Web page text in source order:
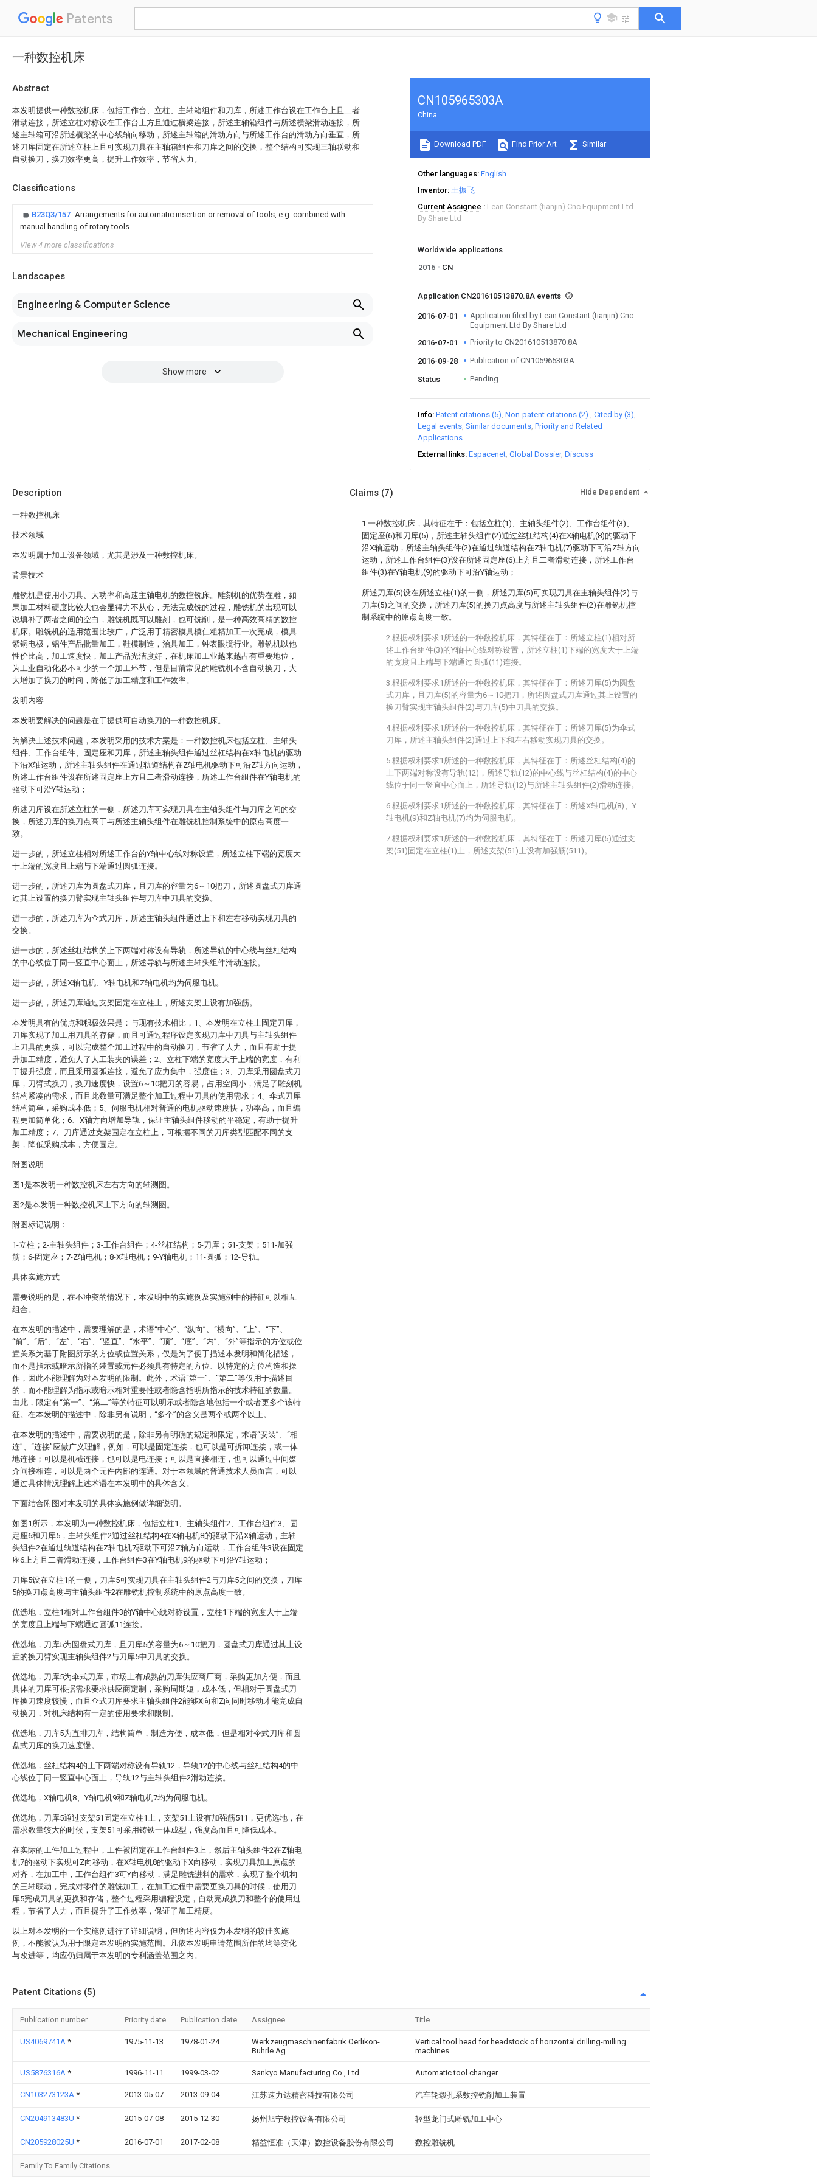
Patents
一种数控机床
Abstract
本发明提供一种数控机床，包括工作台、立柱、主轴箱组件和刀库，所述工作台设在工作台上且二者
滑动连接，所述立柱对称设在工作台上方且通过横梁连接，所述主轴箱组件与所述横梁滑动连接，所
述主轴箱可沿所述横梁的中心线轴向移动，所述主轴箱的滑动方向与所述工作台的滑动方向垂直，所
述刀库固定在所述立柱上且可实现刀具在主轴箱组件和刀库之间的交换，整个结构可实现三轴联动和
自动换刀，换刀效率更高，提升工作效率，节省人力。
Classifications
B23Q3/157 Arrangements for automatic insertion or removal of tools, e.g. combined with
manual handling of rotary tools
View 4 more classifications
Landscapes
Engineering & Computer Science
Mechanical Engineering
Show more
CN105965303A
China
Download PDF Find Prior Art Similar
Other languages English
Inventor 王振飞
Current Assignee
Lean Constant (tianjin) Cnc Equipment Ltd
By Share Ltd
Worldwide applications
2016
CN
Application CN201610513870.8A events
2016-07-01
Application filed by Lean Constant (tianjin) Cnc
Equipment Ltd By Share Ltd
2016-07-01
Priority to CN201610513870.8A
2016-09-28 Publication of CN105965303A
Status Pending
Info Patent citations (5) Non-patent citations (2)
Cited by (3)
Legal events Similar documents Priority and Related
Applications
External links Espacenet Global Dossier Discuss
Description
一种数控机床
技术领域
本发明属于加工设备领域，尤其是涉及一种数控机床。
背景技术
雕铣机是使用小刀具、大功率和高速主轴电机的数控铣床。雕刻机的优势在雕，如
果加工材料硬度比较大也会显得力不从心，无法完成铣的过程，雕铣机的出现可以
说填补了两者之间的空白，雕铣机既可以雕刻，也可铣削，是一种高效高精的数控
机床。雕铣机的适用范围比较广，广泛用于精密模具模仁粗精加工一次完成，模具
紫铜电极，铝件产品批量加工，鞋模制造，治具加工，钟表眼境行业。雕铣机以他
性价比高，加工速度快，加工产品光洁度好，在机床加工业越来越占有重要地位，
为工业自动化必不可少的一个加工环节，但是目前常见的雕铣机不含自动换刀，大
大增加了换刀的时间，降低了加工精度和工作效率。
发明内容
本发明要解决的问题是在于提供可自动换刀的一种数控机床。
为解决上述技术问题，本发明采用的技术方案是：一种数控机床包括立柱、主轴头
组件、工作台组件、固定座和刀库，所述主轴头组件通过丝杠结构在X轴电机的驱动
下沿X轴运动，所述主轴头组件在通过轨道结构在Z轴电机驱动下可沿Z轴方向运动，
所述工作台组件设在所述固定座上方且二者滑动连接，所述工作台组件在Y轴电机的
驱动下可沿Y轴运动；
所述刀库设在所述立柱的一侧，所述刀库可实现刀具在主轴头组件与刀库之间的交
换，所述刀库的换刀点高于与所述主轴头组件在雕铣机控制系统中的原点高度一
致。
进一步的，所述立柱相对所述工作台的Y轴中心线对称设置，所述立柱下端的宽度大
于上端的宽度且上端与下端通过圆弧连接。
进一步的，所述刀库为圆盘式刀库，且刀库的容量为6～10把刀，所述圆盘式刀库通
过其上设置的换刀臂实现主轴头组件与刀库中刀具的交换。
进一步的，所述刀库为伞式刀库，所述主轴头组件通过上下和左右移动实现刀具的
交换。
进一步的，所述丝杠结构的上下两端对称设有导轨，所述导轨的中心线与丝杠结构
的中心线位于同一竖直中心面上，所述导轨与所述主轴头组件滑动连接。
进一步的，所述X轴电机、Y轴电机和Z轴电机均为伺服电机。
进一步的，所述刀库通过支架固定在立柱上，所述支架上设有加强筋。
本发明具有的优点和积极效果是：与现有技术相比，1、本发明在立柱上固定刀库，
刀库实现了加工用刀具的存储，而且可通过程序设定实现刀库中刀具与主轴头组件
上刀具的更换，可以完成整个加工过程中的自动换刀，节省了人力，而且有助于提
升加工精度，避免人了人工装夹的误差；2、立柱下端的宽度大于上端的宽度，有利
于提升强度，而且采用圆弧连接，避免了应力集中，强度佳；3、刀库采用圆盘式刀
库，刀臂式换刀，换刀速度快，设置6～10把刀的容易，占用空间小，满足了雕刻机
结构紧凑的需求，而且此数量可满足整个加工过程中刀具的使用需求；4、伞式刀库
结构简单，采购成本低；5、伺服电机相对普通的电机驱动速度快，功率高，而且编
程更加简单化；6、X轴方向增加导轨，保证主轴头组件移动的平稳定，有助于提升
加工精度；7、刀库通过支架固定在立柱上，可根据不同的刀库类型匹配不同的支
架，降低采购成本，方便固定。
附图说明
图1是本发明一种数控机床左右方向的轴测图。
图2是本发明一种数控机床上下方向的轴测图。
附图标记说明：
1-立柱；2-主轴头组件；3-工作台组件；4-丝杠结构；5-刀库；51-支架；511-加强
筋；6-固定座；7-Z轴电机；8-X轴电机；9-Y轴电机；11-圆弧；12-导轨。
具体实施方式
需要说明的是，在不冲突的情况下，本发明中的实施例及实施例中的特征可以相互
组合。
在本发明的描述中，需要理解的是，术语“中心”、“纵向”、“横向”、“上”、“下”、
“前”、“后”、“左”、“右”、“竖直”、“水平”、“顶”、“底”、“内”、“外”等指示的方位或位
置关系为基于附图所示的方位或位置关系，仅是为了便于描述本发明和简化描述，
而不是指示或暗示所指的装置或元件必须具有特定的方位、以特定的方位构造和操
作，因此不能理解为对本发明的限制。此外，术语“第一”、“第二”等仅用于描述目
的，而不能理解为指示或暗示相对重要性或者隐含指明所指示的技术特征的数量。
由此，限定有“第一”、“第二”等的特征可以明示或者隐含地包括一个或者更多个该特
征。在本发明的描述中，除非另有说明，“多个”的含义是两个或两个以上。
在本发明的描述中，需要说明的是，除非另有明确的规定和限定，术语“安装”、“相
连”、“连接”应做广义理解，例如，可以是固定连接，也可以是可拆卸连接，或一体
地连接；可以是机械连接，也可以是电连接；可以是直接相连，也可以通过中间媒
介间接相连，可以是两个元件内部的连通。对于本领域的普通技术人员而言，可以
通过具体情况理解上述术语在本发明中的具体含义。
下面结合附图对本发明的具体实施例做详细说明。
如图1所示，本发明为一种数控机床，包括立柱1、主轴头组件2、工作台组件3、固
定座6和刀库5，主轴头组件2通过丝杠结构4在X轴电机8的驱动下沿X轴运动，主轴
头组件2在通过轨道结构在Z轴电机7驱动下可沿Z轴方向运动，工作台组件3设在固定
座6上方且二者滑动连接，工作台组件3在Y轴电机9的驱动下可沿Y轴运动；
刀库5设在立柱1的一侧，刀库5可实现刀具在主轴头组件2与刀库5之间的交换，刀库
5的换刀点高度与主轴头组件2在雕铣机控制系统中的原点高度一致。
优选地，立柱1相对工作台组件3的Y轴中心线对称设置，立柱1下端的宽度大于上端
的宽度且上端与下端通过圆弧11连接。
优选地，刀库5为圆盘式刀库，且刀库5的容量为6～10把刀，圆盘式刀库通过其上设
置的换刀臂实现主轴头组件2与刀库5中刀具的交换。
优选地，刀库5为伞式刀库，市场上有成熟的刀库供应商厂商，采购更加方便，而且
具体的刀库可根据需求要求供应商定制，采购周期短，成本低，但相对于圆盘式刀
库换刀速度较慢，而且伞式刀库要求主轴头组件2能够X向和Z向同时移动才能完成自
动换刀，对机床结构有一定的使用要求和限制。
优选地，刀库5为直排刀库，结构简单，制造方便，成本低，但是相对伞式刀库和圆
盘式刀库的换刀速度慢。
优选地，丝杠结构4的上下两端对称设有导轨12，导轨12的中心线与丝杠结构4的中
心线位于同一竖直中心面上，导轨12与主轴头组件2滑动连接。
优选地，X轴电机8、Y轴电机9和Z轴电机7均为伺服电机。
优选地，刀库5通过支架51固定在立柱1上，支架51上设有加强筋511，更优选地，在
需求数量较大的时候，支架51可采用铸铁一体成型，强度高而且可降低成本。
在实际的工件加工过程中，工件被固定在工作台组件3上，然后主轴头组件2在Z轴电
机7的驱动下实现可Z向移动，在X轴电机8的驱动下X向移动，实现刀具加工原点的
对齐，在加工中，工作台组件3可Y向移动，满足雕铣进料的需求，实现了整个机构
的三轴联动，完成对零件的雕铣加工，在加工过程中需要更换刀具的时候，使用刀
库5完成刀具的更换和存储，整个过程采用编程设定，自动完成换刀和整个的使用过
程，节省了人力，而且提升了工作效率，保证了加工精度。
以上对本发明的一个实施例进行了详细说明，但所述内容仅为本发明的较佳实施
例，不能被认为用于限定本发明的实施范围。凡依本发明申请范围所作的均等变化
与改进等，均应仍归属于本发明的专利涵盖范围之内。
Claims (7) Hide Dependent
1.一种数控机床，其特征在于：包括立柱(1)、主轴头组件(2)、工作台组件(3)、
固定座(6)和刀库(5)，所述主轴头组件(2)通过丝杠结构(4)在X轴电机(8)的驱动下
沿X轴运动，所述主轴头组件(2)在通过轨道结构在Z轴电机(7)驱动下可沿Z轴方向
运动，所述工作台组件(3)设在所述固定座(6)上方且二者滑动连接，所述工作台
组件(3)在Y轴电机(9)的驱动下可沿Y轴运动；
所述刀库(5)设在所述立柱(1)的一侧，所述刀库(5)可实现刀具在主轴头组件(2)与
刀库(5)之间的交换，所述刀库(5)的换刀点高度与所述主轴头组件(2)在雕铣机控
制系统中的原点高度一致。
2.根据权利要求1所述的一种数控机床，其特征在于：所述立柱(1)相对所
述工作台组件(3)的Y轴中心线对称设置，所述立柱(1)下端的宽度大于上端
的宽度且上端与下端通过圆弧(11)连接。
3.根据权利要求1所述的一种数控机床，其特征在于：所述刀库(5)为圆盘
式刀库，且刀库(5)的容量为6～10把刀，所述圆盘式刀库通过其上设置的
换刀臂实现主轴头组件(2)与刀库(5)中刀具的交换。
4.根据权利要求1所述的一种数控机床，其特征在于：所述刀库(5)为伞式
刀库，所述主轴头组件(2)通过上下和左右移动实现刀具的交换。
5.根据权利要求1所述的一种数控机床，其特征在于：所述丝杠结构(4)的
上下两端对称设有导轨(12)，所述导轨(12)的中心线与丝杠结构(4)的中心
线位于同一竖直中心面上，所述导轨(12)与所述主轴头组件(2)滑动连接。
6.根据权利要求1所述的一种数控机床，其特征在于：所述X轴电机(8)、Y
轴电机(9)和Z轴电机(7)均为伺服电机。
7.根据权利要求1所述的一种数控机床，其特征在于：所述刀库(5)通过支
架(51)固定在立柱(1)上，所述支架(51)上设有加强筋(511)。
Patent Citations (5)
Publication number Priority date Publication date Assignee Title
US4069741A * 1975-11-13 1978-01-24
Werkzeugmaschinenfabrik Oerlikon-
Buhrle Ag
Vertical tool head for headstock of horizontal drilling-milling
machines
US5876316A * 1996-11-11 1999-03-02 Sankyo Manufacturing Co., Ltd. Automatic tool changer
CN103273123A * 2013-05-07 2013-09-04 江苏速力达精密科技有限公司 汽车轮毂孔系数控铣削加工装置
CN204913483U * 2015-07-08 2015-12-30 扬州旭宁数控设备有限公司 轻型龙门式雕铣加工中心
CN205928025U * 2016-07-01 2017-02-08 精益恒准（天津）数控设备股份有限公司 数控雕铣机
Family To Family Citations